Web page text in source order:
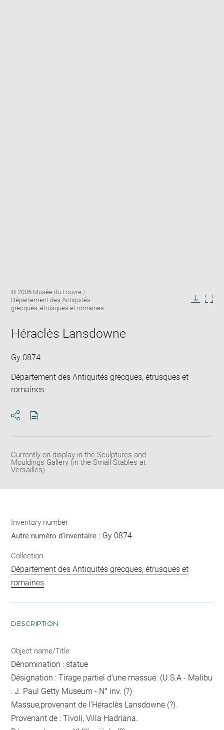
Image
caption:
© 2006 Musée du Louvre /
Département des Antiquités
grecques, étrusques et romaines
Héraclès Lansdowne
Gy 0874
Département des Antiquités grecques, étrusques et
romaines
Currently on display in the Sculptures and
Mouldings Gallery (in the Small Stables at
Versailles)
Inventory number
Autre numéro d'inventaire : Gy 0874
Collection
Département des Antiquités grecques, étrusques et
romaines
DESCRIPTION
Object name/Title
Dénomination : statue
Désignation : Tirage partiel d’une massue. (U.S.A - Malibu
: J. Paul Getty Museum - N° inv. (?)
Massue,provenant de l'Héraclès Lansdowne (?).
Provenant de : Tivoli, Villa Hadriana.